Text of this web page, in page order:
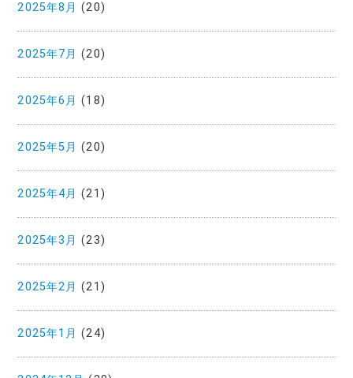
2025年8月 (20)
2025年7月 (20)
2025年6月 (18)
2025年5月 (20)
2025年4月 (21)
2025年3月 (23)
2025年2月 (21)
2025年1月 (24)